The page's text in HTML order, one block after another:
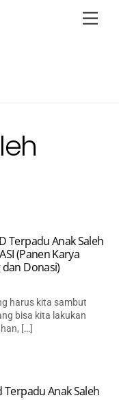
Terpadu Anak Saleh
(Panen Karya
Donasi)
harus kita sambut
bisa kita lakukan
[…]
Terpadu Anak Saleh